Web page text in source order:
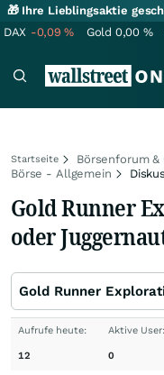
🎁 Ihre Lieblingsaktie
DAX -0,09% Gold 0,00 %
Startseite Börsenforum
Börse - Allgemein
Gold Runner
oder
Gold Runner
Aufrufe heute:
12
Aktive User:
0